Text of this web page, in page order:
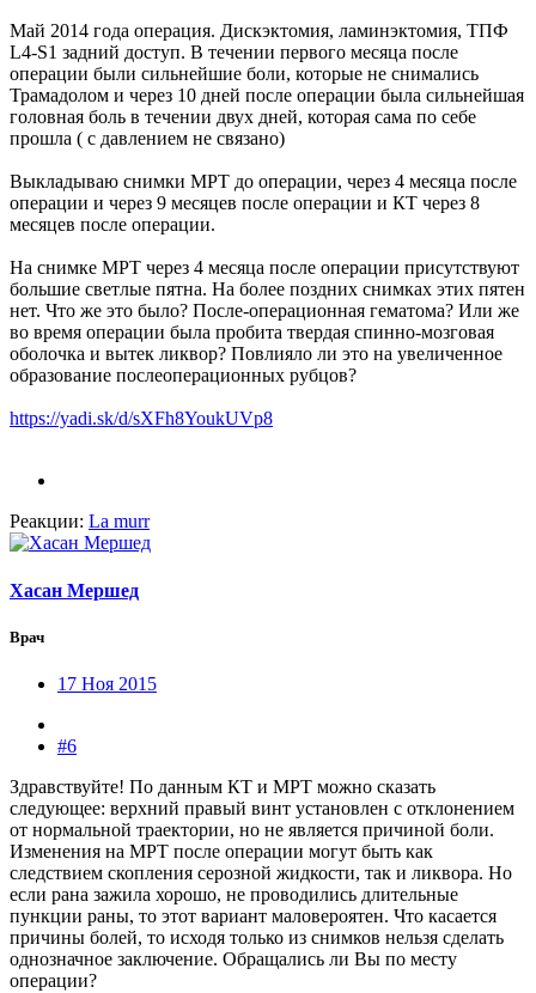
Май 2014 года операция. Дискэктомия, ламинэктомия, ТПФ
L4-S1 задний доступ. В течении первого месяца после
операции были сильнейшие боли, которые не снимались
Трамадолом и через 10 дней после операции была сильнейшая
головная боль в течении двух дней, которая сама по себе
прошла ( с давлением не связано)
Выкладываю снимки МРТ до операции, через 4 месяца после
операции и через 9 месяцев после операции и КТ через 8
месяцев после операции.
На снимке МРТ через 4 месяца после операции присутствуют
большие светлые пятна. На более поздних снимках этих пятен
нет. Что же это было? После-операционная гематома? Или же
во время операции была пробита твердая спинно-мозговая
оболочка и вытек ликвор? Повлияло ли это на увеличенное
образование послеоперационных рубцов?
https://yadi.sk/d/sXFh8YoukUVp8
Реакции: La murr
Хасан Мершед
Врач
17 Ноя 2015
#6
Здравствуйте! По данным КТ и МРТ можно сказать
следующее: верхний правый винт установлен с отклонением
от нормальной траектории, но не является причиной боли.
Изменения на МРТ после операции могут быть как
следствием скопления серозной жидкости, так и ликвора. Но
если рана зажила хорошо, не проводились длительные
пункции раны, то этот вариант маловероятен. Что касается
причины болей, то исходя только из снимков нельзя сделать
однозначное заключение. Обращались ли Вы по месту
операции?